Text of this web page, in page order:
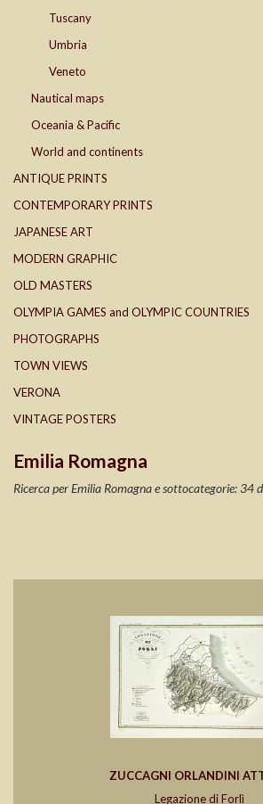
Tuscany
Umbria
Veneto
Nautical maps
Oceania & Pacific
World and continents
ANTIQUE PRINTS
CONTEMPORARY PRINTS
JAPANESE ART
MODERN GRAPHIC
OLD MASTERS
OLYMPIA GAMES and OLYMPIC COUNTRIES
PHOTOGRAPHS
TOWN VIEWS
VERONA
VINTAGE POSTERS
Emilia Romagna
Ricerca per Emilia Romagna e sottocategorie: 34
ZUCCAGNI ORLANDINI
Legazione di Forlì